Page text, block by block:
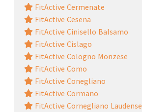
FitActive Cermenate
FitActive Cesena
FitActive Cinisello Balsamo
FitActive Cislago
FitActive Cologno Monzese
FitActive Como
FitActive Conegliano
FitActive Cormano
FitActive Cornegliano Laudense